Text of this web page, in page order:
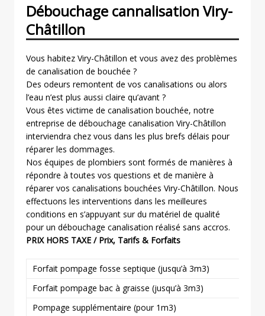
Débouchage cannalisation Viry-
Châtillon
Vous habitez Viry-Châtillon et vous avez des problèmes
de canalisation de bouchée ?
Des odeurs remontent de vos canalisations ou alors
l’eau n’est plus aussi claire qu’avant ?
Vous êtes victime de canalisation bouchée, notre
entreprise de débouchage canalisation Viry-Châtillon
interviendra chez vous dans les plus brefs délais pour
réparer les dommages.
Nos équipes de plombiers sont formés de manières à
répondre à toutes vos questions et de manière à
réparer vos canalisations bouchées Viry-Châtillon. Nous
effectuons les interventions dans les meilleures
conditions en s’appuyant sur du matériel de qualité
pour un débouchage canalisation réalisé sans accros.
PRIX HORS TAXE / Prix, Tarifs & Forfaits
Forfait pompage fosse septique (jusqu’à 3m3)
Forfait pompage bac à graisse (jusqu’à 3m3)
Pompage supplémentaire (pour 1m3)